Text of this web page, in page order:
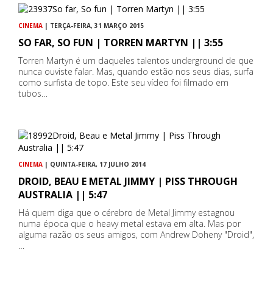
CINEMA | TERÇA-FEIRA, 31 MARÇO 2015
SO FAR, SO FUN | TORREN MARTYN || 3:55
Torren Martyn é um daqueles talentos underground de que
nunca ouviste falar. Mas, quando estão nos seus dias, surfa
como surfista de topo. Este seu vídeo foi filmado em
tubos…
CINEMA | QUINTA-FEIRA, 17 JULHO 2014
DROID, BEAU E METAL JIMMY | PISS THROUGH
AUSTRALIA || 5:47
Há quem diga que o cérebro de Metal Jimmy estagnou
numa época que o heavy metal estava em alta. Mas por
alguma razão os seus amigos, com Andrew Doheny "Droid",
…